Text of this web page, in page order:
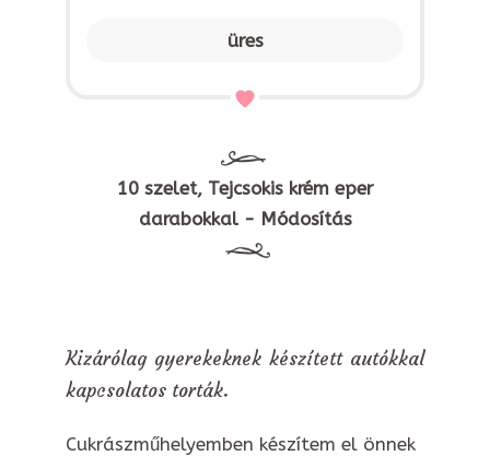
üres
10 szelet, Tejcsokis krém eper
darabokkal - Módosítás
Kizárólag gyerekeknek készített autókkal
kapcsolatos torták.
Cukrászműhelyemben készítem el önnek